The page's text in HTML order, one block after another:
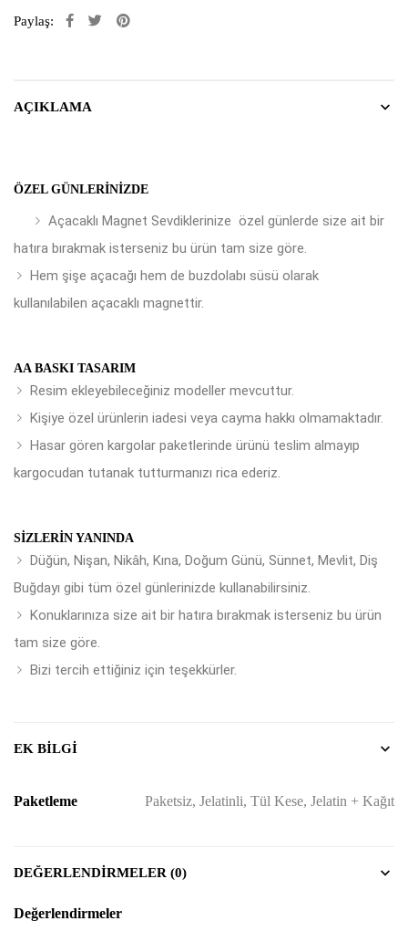
Paylaş:
AÇIKLAMA
ÖZEL GÜNLERINIZDE
Açacaklı Magnet Sevdiklerinize özel günlerde size ait bir
hatıra bırakmak isterseniz bu ürün tam size göre.
Hem şişe açacağı hem de buzdolabı süsü olarak
kullanılabilen açacaklı magnettir.
AA BASKI TASARIM
Resim ekleyebileceğiniz modeller mevcuttur.
Kişiye özel ürünlerin iadesi veya cayma hakkı olmamaktadır.
Hasar gören kargolar paketlerinde ürünü teslim almayıp
kargocudan tutanak tutturmanızı rica ederiz.
SIZLERIN YANINDA
Düğün, Nişan, Nikâh, Kına, Doğum Günü, Sünnet, Mevlit, Diş
Buğdayı gibi tüm özel günlerinizde kullanabilirsiniz.
Konuklarınıza size ait bir hatıra bırakmak isterseniz bu ürün
tam size göre.
Bizi tercih ettiğiniz için teşekkürler.
EK BILGI
Paketleme Paketsiz, Jelatinli, Tül Kese, Jelatin + Kağıt
DEĞERLENDIRMELER (0)
Değerlendirmeler